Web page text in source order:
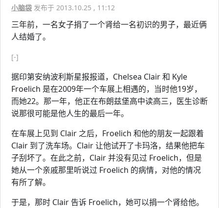
小脑袋 发布于 2013.10.25 , 11:12
三年前，一名女子捐了一个肾给一名初识的男子，最近俩
人结婚了。
[-]
据印第安纳波利斯星报报道，Chelsea Clair 和 Kyle
Froelich 是在2009年一个车展上相遇的，当时他19岁，
而她22。那一年，他正在布朗兹堡高中读高三，医生诊断
说那很可能是他人生的最后一年。
在车展上见到 Clair 之后，Froelich 和他的朋友一起跟着
Clair 到了洗车场。Clair 让他试开了卡玛洛，结果他把车
子刮坏了。在此之前，Clair 并没有见过 Froelich，但是
她从一个亲戚那里听说过 Froelich 的病情，对他的情况
有所了解。
于是，那时 Clair 告诉 Froelich，她可以捐一个肾给他。